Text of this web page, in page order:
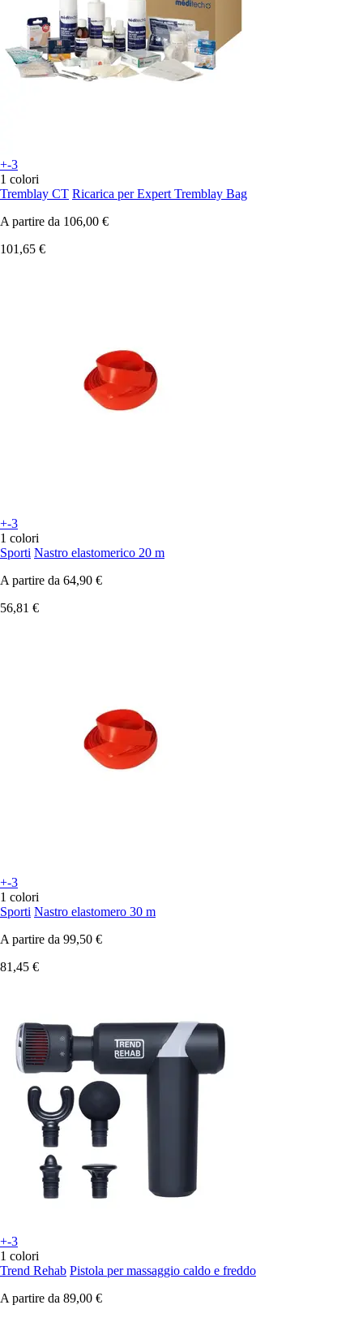
+-3
1 colori
Tremblay CT Ricarica per Expert Tremblay Bag
A partire da 106,00 €
101,65 €
+-3
1 colori
Sporti Nastro elastomerico 20 m
A partire da 64,90 €
56,81 €
+-3
1 colori
Sporti Nastro elastomero 30 m
A partire da 99,50 €
81,45 €
+-3
1 colori
Trend Rehab Pistola per massaggio caldo e freddo
A partire da 89,00 €